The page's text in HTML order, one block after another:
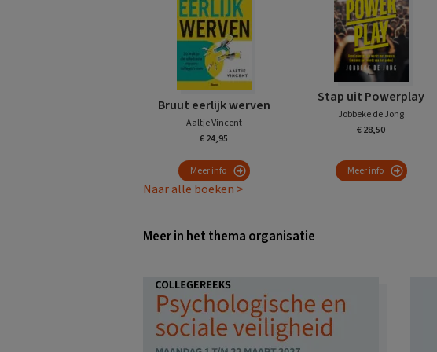
Bruut eerlijk werven
Aaltje Vincent
€ 24,95
Meer info
Stap uit Powerplay
Jobbeke de Jong
€ 28,50
Meer info
Naar alle boeken >
Meer in het thema organisatie